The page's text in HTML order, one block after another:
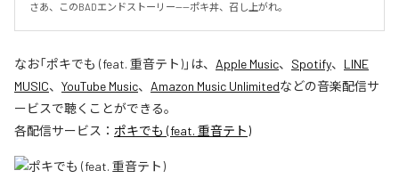
さあ、このBADエンドストーリー——ポキ丼、召し上がれ。
なお「ポキでも (feat. 重音テト)」は、 Apple Music、 Spotify、 LINE
MUSIC、 YouTube Music、 Amazon Music Unlimitedなどの音楽配信サ
ービスで聴くことができる。
各配信サービス： ポキでも (feat. 重音テト)